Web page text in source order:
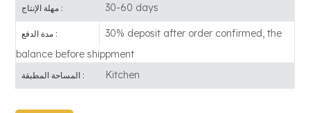
مهلة الإنتاج : 30-60 days
مدة الدفع :
30% deposit after order confirmed, the
balance before shippment
المساحة المطبقة : Kitchen